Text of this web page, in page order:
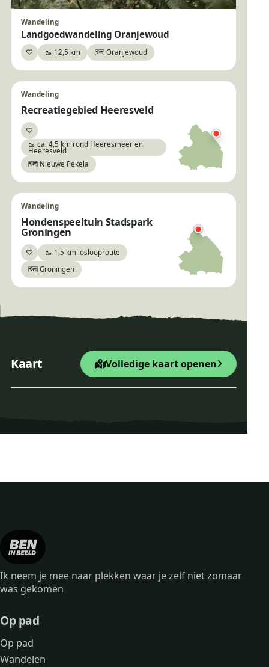
Wandeling
Landgoedwandeling Oranjewoud
♡Bewaar🥾 12,5 km 🗺️ Oranjewoud
Wandeling
Recreatiegebied Heeresveld
♡Bewaar
🥾 ca. 4,5 km rond Heeresmeer en
Heeresveld
🗺️ Nieuwe Pekela
Wandeling
Hondenspeeltuin Stadspark
Groningen
♡Bewaar🥾 1,5 km loslooproute
🗺️ Groningen
Kaart Volledige kaart openen
−
Ik neem je mee naar plekken waar je zelf niet zomaar
was gekomen
Op pad
Op pad
Wandelen